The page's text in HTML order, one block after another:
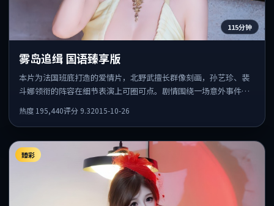
115分钟
雾岛追缉 国语臻享版
本片为法国班底打造的爱情片，北野武擅长群像刻画，孙艺珍、裴
斗娜领衔的阵容在细节表演上可圈可点。剧情围绕一场意外事件发
热度 195,440评分 9.32015-10-26
臻彩